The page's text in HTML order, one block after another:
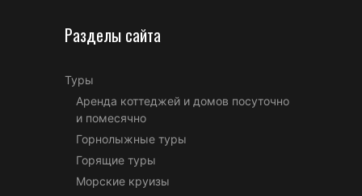
Разделы сайта
Туры
Аренда коттеджей и домов посуточно
и помесячно
Горнолыжные туры
Горящие туры
Морские круизы